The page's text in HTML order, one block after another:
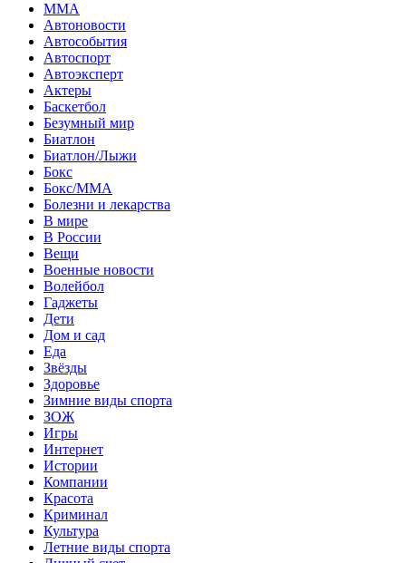
MMA
Автоновости
Автособытия
Автоспорт
Автоэксперт
Актеры
Баскетбол
Безумный мир
Биатлон
Биатлон/Лыжи
Бокс
Бокс/MMA
Болезни и лекарства
В мире
В России
Вещи
Военные новости
Волейбол
Гаджеты
Дети
Дом и сад
Еда
Звёзды
Здоровье
Зимние виды спорта
ЗОЖ
Игры
Интернет
Истории
Компании
Красота
Криминал
Культура
Летние виды спорта